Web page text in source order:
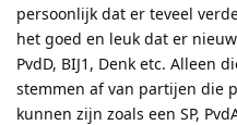
persoonlijk dat er teveel
het goed en leuk dat er
PvdD, BIJ1, Denk etc. Alleen
stemmen af van partijen die
kunnen zijn zoals een SP,